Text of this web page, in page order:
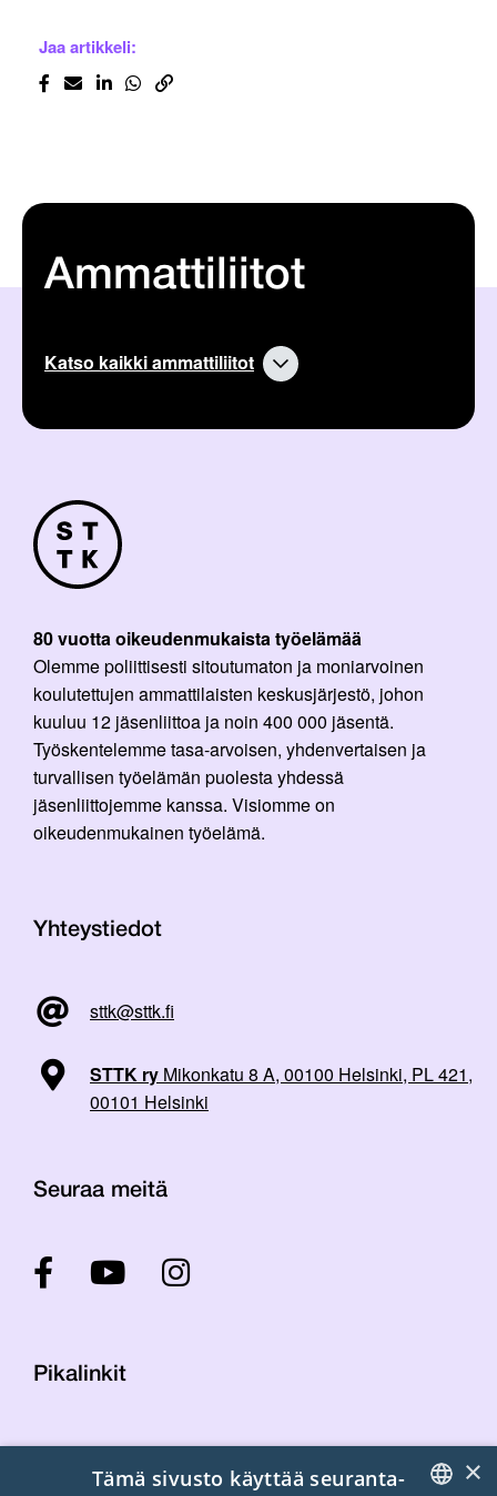
Jaa artikkeli:
Ammattiliitot
Katso kaikki ammattiliitot
80 vuotta oikeudenmukaista työelämää
Olemme poliittisesti sitoutumaton ja moniarvoinen
koulutettujen ammattilaisten keskusjärjestö, johon
kuuluu 12 jäsenliittoa ja noin 400 000 jäsentä.
Työskentelemme tasa-arvoisen, yhdenvertaisen ja
turvallisen työelämän puolesta yhdessä
jäsenliittojemme kanssa. Visiomme on
oikeudenmukainen työelämä.
Yhteystiedot
sttk@sttk.fi
STTK ry Mikonkatu 8 A, 00100 Helsinki, PL 421,
00101 Helsinki
Seuraa meitä
Pikalinkit
Laskutustiedot
×
Tämä sivusto käyttää seuranta-